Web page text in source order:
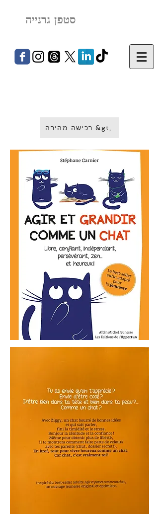
סטפן גרנייה
רכישה מהירה &gt;